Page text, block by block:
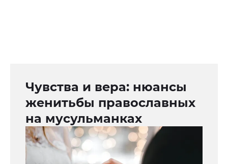
Чувства и вера: нюансы
женитьбы православных
на мусульманках